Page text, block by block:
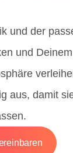
und der
und
aus, damit